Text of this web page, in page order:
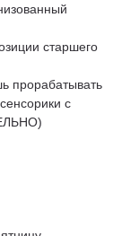
старшего
прорабатывать
с